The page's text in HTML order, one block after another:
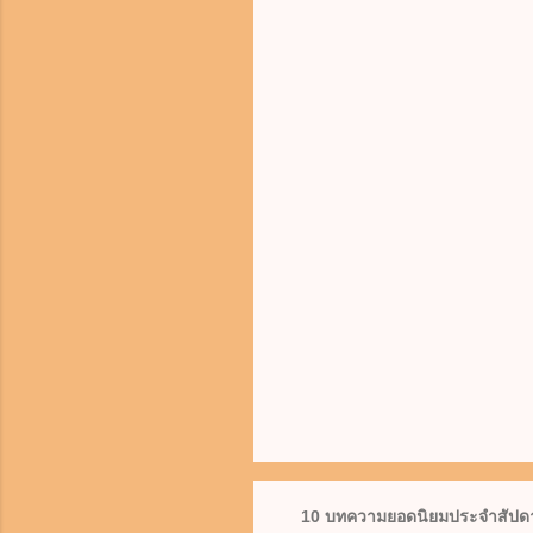
10 บทความยอดนิยมประจำสัปด